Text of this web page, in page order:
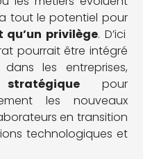
tout le potentiel pour
privilège. D’ici
pourrait être intégré
les entreprises,
pour
les nouveaux
en transition
technologiques et